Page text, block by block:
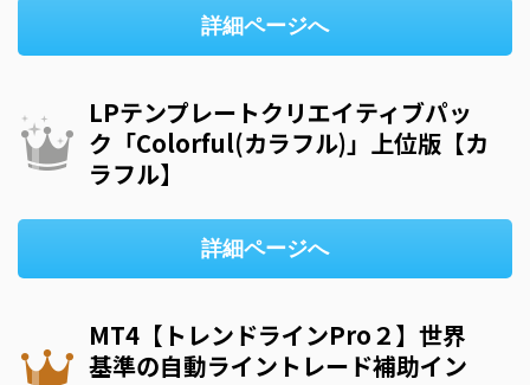
詳細ページへ
LPテンプレートクリエイティブパッ
ク「Colorful(カラフル)」上位版【カ
ラフル】
詳細ページへ
MT4【トレンドラインPro２】世界
基準の自動ライントレード補助イン